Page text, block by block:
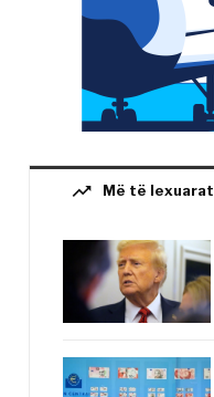
trending_up Më të lexuarat